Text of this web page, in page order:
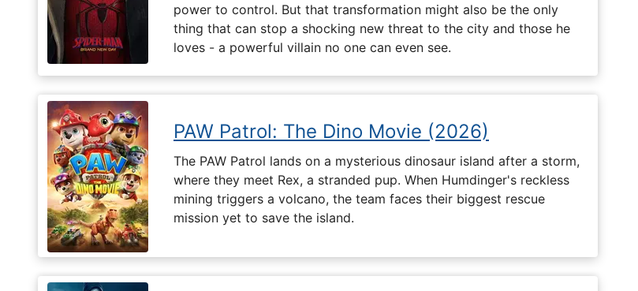
power to control. But that transformation might also be the only
thing that can stop a shocking new threat to the city and those he
loves - a powerful villain no one can even see.
PAW Patrol: The Dino Movie (2026)
The PAW Patrol lands on a mysterious dinosaur island after a storm,
where they meet Rex, a stranded pup. When Humdinger's reckless
mining triggers a volcano, the team faces their biggest rescue
mission yet to save the island.